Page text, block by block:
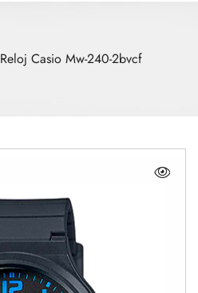
Reloj Casio Mw-240-2bvcf